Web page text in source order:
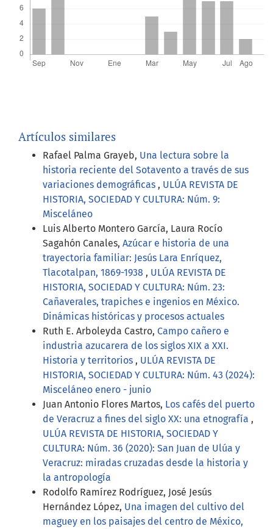
Artículos similares
Rafael Palma Grayeb, Una lectura sobre la
historia reciente del Sotavento a través de sus
variaciones demográficas , ULÚA REVISTA DE
HISTORIA, SOCIEDAD Y CULTURA: Núm. 9:
Misceláneo
Luis Alberto Montero García, Laura Rocío
Sagahón Canales, Azúcar e historia de una
trayectoria familiar: Jesús Lara Enríquez,
Tlacotalpan, 1869-1938 , ULÚA REVISTA DE
HISTORIA, SOCIEDAD Y CULTURA: Núm. 23:
Cañaverales, trapiches e ingenios en México.
Dinámicas históricas y procesos actuales
Ruth E. Arboleyda Castro, Campo cañero e
industria azucarera de los siglos XIX a XXI.
Historia y territorios , ULÚA REVISTA DE
HISTORIA, SOCIEDAD Y CULTURA: Núm. 43 (2024):
Misceláneo enero - junio
Juan Antonio Flores Martos, Los cafés del puerto
de Veracruz a fines del siglo XX: una etnografía ,
ULÚA REVISTA DE HISTORIA, SOCIEDAD Y
CULTURA: Núm. 36 (2020): San Juan de Ulúa y
Veracruz: miradas cruzadas desde la historia y
la antropología
Rodolfo Ramírez Rodríguez, José Jesús
Hernández López, Una imagen del cultivo del
maguey en los paisajes del centro de México,